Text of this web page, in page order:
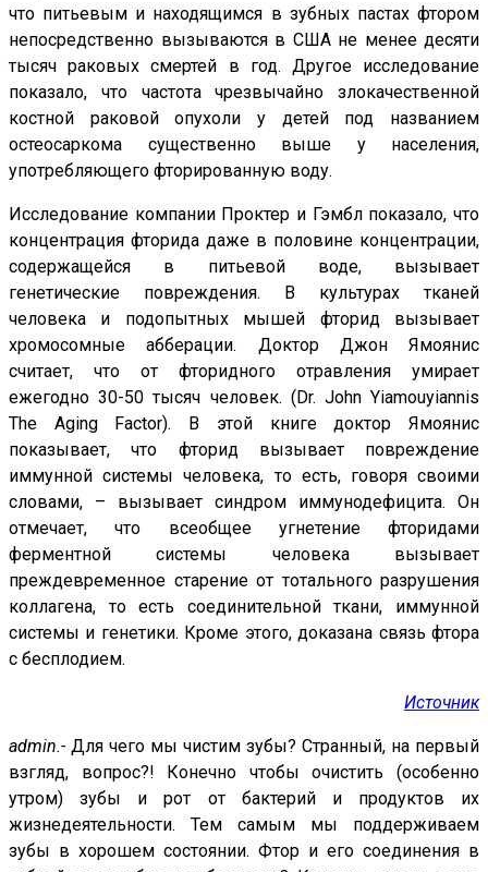
что питьевым и находящимся в зубных пастах фтором
непосредственно вызываются в США не менее десяти
тысяч раковых смертей в год. Другое исследование
показало, что частота чрезвычайно злокачественной
костной раковой опухоли у детей под названием
остеосаркома существенно выше у населения,
употребляющего фторированную воду.
Исследование компании Проктер и Гэмбл показало, что
концентрация фторида даже в половине концентрации,
содержащейся в питьевой воде, вызывает
генетические повреждения. В культурах тканей
человека и подопытных мышей фторид вызывает
хромосомные абберации. Доктор Джон Ямоянис
считает, что от фторидного отравления умирает
ежегодно 30-50 тысяч человек. (Dr. John Yiamouyiannis
The Aging Factor). В этой книге доктор Ямоянис
показывает, что фторид вызывает повреждение
иммунной системы человека, то есть, говоря своими
словами, – вызывает синдром иммунодефицита. Он
отмечает, что всеобщее угнетение фторидами
ферментной системы человека вызывает
преждевременное старение от тотального разрушения
коллагена, то есть соединительной ткани, иммунной
системы и генетики. Кроме этого, доказана связь фтора
с бесплодием.
Источник
admin.- Для чего мы чистим зубы? Странный, на первый
взгляд, вопрос?! Конечно чтобы очистить (особенно
утром) зубы и рот от бактерий и продуктов их
жизнедеятельности. Тем самым мы поддерживаем
зубы в хорошем состоянии. Фтор и его соединения в